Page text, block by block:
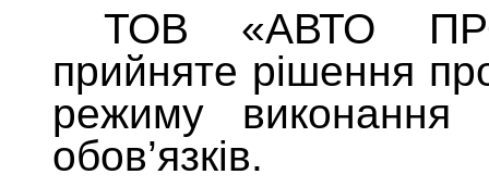
ТОВ «АВТО
прийняте рішення
режиму виконання
обов’язків.